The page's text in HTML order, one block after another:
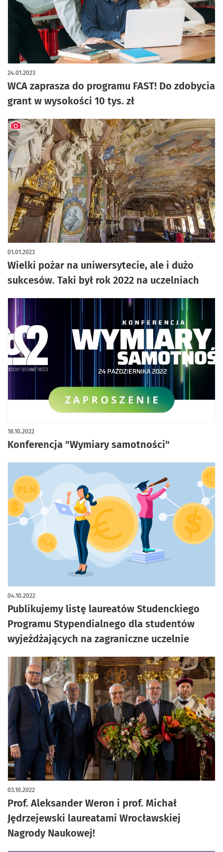
WCA zaprasza do programu FAST! Do zdobycia
grant w wysokości 10 tys. zł
24.01.2023
Wielki pożar na uniwersytecie, ale i dużo
sukcesów. Taki był rok 2022 na uczelniach
01.01.2023
artykuł z galerią zdjęć
Konferencja "Wymiary samotności"
18.10.2022
Publikujemy listę laureatów Studenckiego
Programu Stypendialnego dla studentów
wyjeżdżających na zagraniczne uczelnie
04.10.2022
Prof. Aleksander Weron i prof. Michał
Jędrzejewski laureatami Wrocławskiej
Nagrody Naukowej!
03.10.2022